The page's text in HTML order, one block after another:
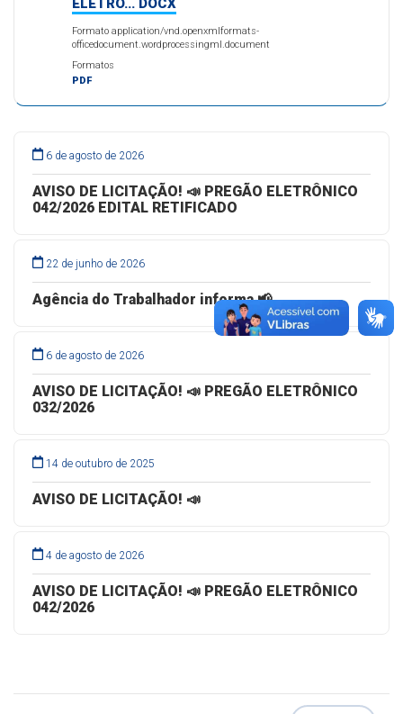
ELETRÔ... DOCX
Formato application/vnd.openxmlformats-
officedocument.wordprocessingml.document
Formatos
PDF
6 de agosto de 2026
AVISO DE LICITAÇÃO! 📣 PREGÃO ELETRÔNICO
042/2026 EDITAL RETIFICADO
22 de junho de 2026
Agência do Trabalhador informa 📢
6 de agosto de 2026
AVISO DE LICITAÇÃO! 📣 PREGÃO ELETRÔNICO
032/2026
14 de outubro de 2025
AVISO DE LICITAÇÃO! 📣
4 de agosto de 2026
AVISO DE LICITAÇÃO! 📣 PREGÃO ELETRÔNICO
042/2026